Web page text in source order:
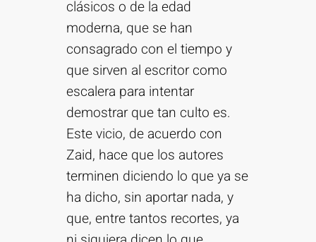
clásicos o de la edad
moderna, que se han
consagrado con el tiempo y
que sirven al escritor como
escalera para intentar
demostrar que tan culto es.
Este vicio, de acuerdo con
Zaid, hace que los autores
terminen diciendo lo que ya se
ha dicho, sin aportar nada, y
que, entre tantos recortes, ya